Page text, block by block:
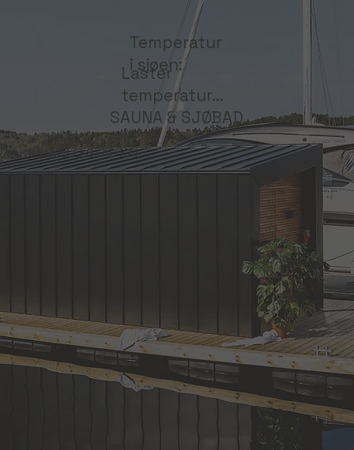
Temperatur
i sjøen:
Laster
temperatur...
SAUNA & SJØBAD
PÅ HJELLESTAD KAI